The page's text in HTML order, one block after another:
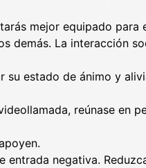
mejor equipado para
demás. La interacción
su estado de ánimo y
reúnase en
entrada negativa.